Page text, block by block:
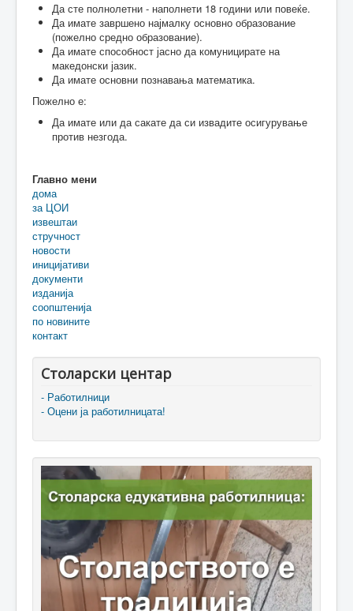
Да сте полнолетни - наполнети 18 години или повеќе.
Да имате завршено најмалку основно образование
(пожелно средно образование).
Да имате способност јасно да комуницирате на
македонски јазик.
Да имате основни познавања математика.
Пожелно е:
Да имате или да сакате да си извадите осигурување
против незгода.
Главно мени
дома
за ЦОИ
извештаи
стручност
новости
иницијативи
документи
изданија
соопштенија
по новините
контакт
Столарски центар
- Работилници
- Оцени ја работилницата!